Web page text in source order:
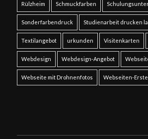
Rülzheim Schmuckfarben
Sonderfarbendruck Studienarbeit drucken
Textilangebot urkunden Visitenkarten
Webdesign Webdesign-Angebot
Webseite mit Drohnenfotos Webseiten-